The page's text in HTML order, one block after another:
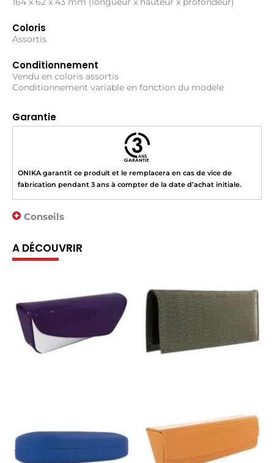
Coloris
Assortis
Conditionnement
Vendu en coloris assortis
Conditionnement variable en fonction du modèle
Garantie
ONIKA garantit ce produit et le remplacera en cas de vice de
fabrication pendant 3 ans à compter de la date d’achat initiale.
Conseils
A DÉCOUVRIR